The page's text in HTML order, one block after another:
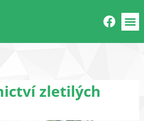
zletilých